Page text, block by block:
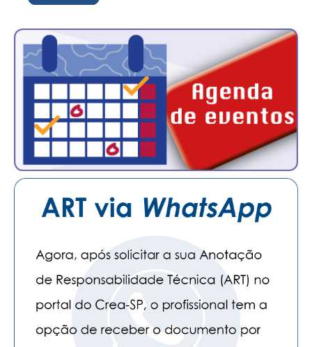
NEWSLETTER
GUIA DAS ENGENHARIAS
CONTATO
ENGENHEIRO EMPREENDEDOR
PLATAFORMAS GRATUITAS
BENEFÍCIOS
CONVÊNIOS